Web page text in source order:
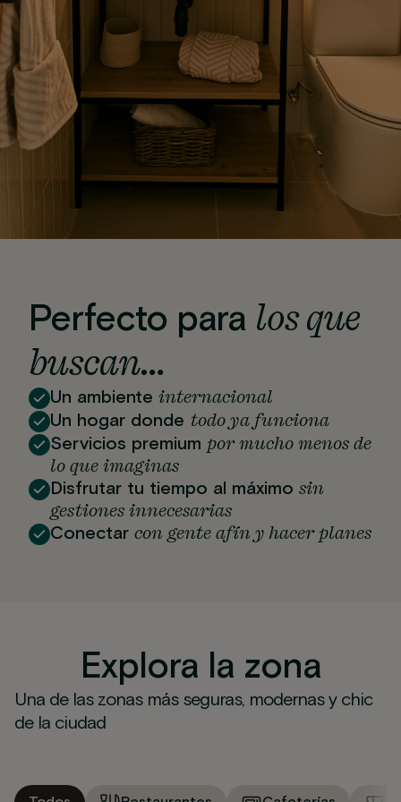
Perfecto para los que
buscan…
Un ambiente internacional
Un hogar donde todo ya funciona
Servicios premium por mucho menos de
lo que imaginas
Disfrutar tu tiempo al máximo sin
gestiones innecesarias
Conectar con gente afín y hacer planes
Explora la zona
Una de las zonas más seguras, modernas y chic
de la ciudad